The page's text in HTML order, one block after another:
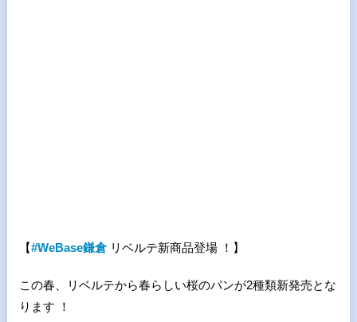
【#WeBase鎌倉 リベルテ新商品登場 ！】
この春、リベルテから春らしい桜のパンが2種類新発売とな
ります ！